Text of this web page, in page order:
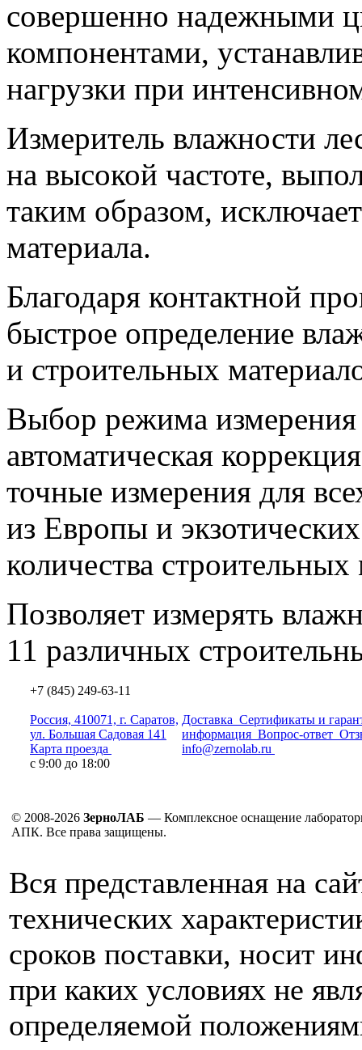
совершенно надежными
компонентами,
нагрузки при
Измеритель влажности
на высокой частоте,
таким образом,
материала.
Благодаря контактной
быстрое определение
и строительных
Выбор режима измерения
автоматическая
точные измерения для
из Европы и
количества строительных
Позволяет измерять
11 различных
+7 (845) 249-63-11
Россия, 410071, г. Саратов,
ул. Большая Садовая 141
Карта проезда
с 9:00 до 18:00
Доставка Сертификаты и
информация Вопрос-ответ
info@zernolab.ru
© 2008-2026 ЗерноЛАБ — Комплексное оснащение
АПК. Все права защищены.
Вся представленная на
технических
сроков поставки, носит
при каких условиях не
определяемой